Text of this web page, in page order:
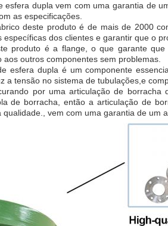
esfera dupla vem com uma garantia de
as especificações.
deste produto é de mais de 2000
dos clientes e garantir que o
produto é a flange, o que garante
outros componentes sem problemas.
esfera dupla é um componente
a tensão no sistema de tubulações,e
por uma articulação de
de borracha, então a articulação de
vem com uma garantia de um